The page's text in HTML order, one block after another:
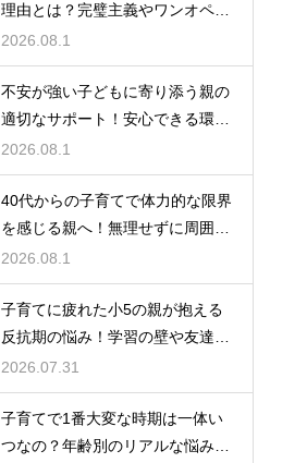
理由とは？完璧主義やワンオペの
負担を手放して自分らしく育児を
楽しむためのヒント
2026.08.1
不安が強い子どもに寄り添う親の
適切なサポート！安心できる環境
を作って自己肯定感を高め自立心
を育むための接し方
2026.08.1
40代からの子育てで体力的な限界
を感じる親へ！無理せずに周囲の
サポートを活用して心に余裕を持
って育児をするコツ
2026.08.1
子育てに疲れた小5の親が抱える
反抗期の悩み！学習の壁や友達関
係のトラブルに適切に向き合って
サポートする術
2026.07.31
子育てで1番大変な時期は一体い
つなの？年齢別のリアルな悩みと